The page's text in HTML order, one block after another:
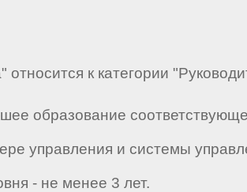
к категории
образование
управления и системы
- не менее 3 лет.